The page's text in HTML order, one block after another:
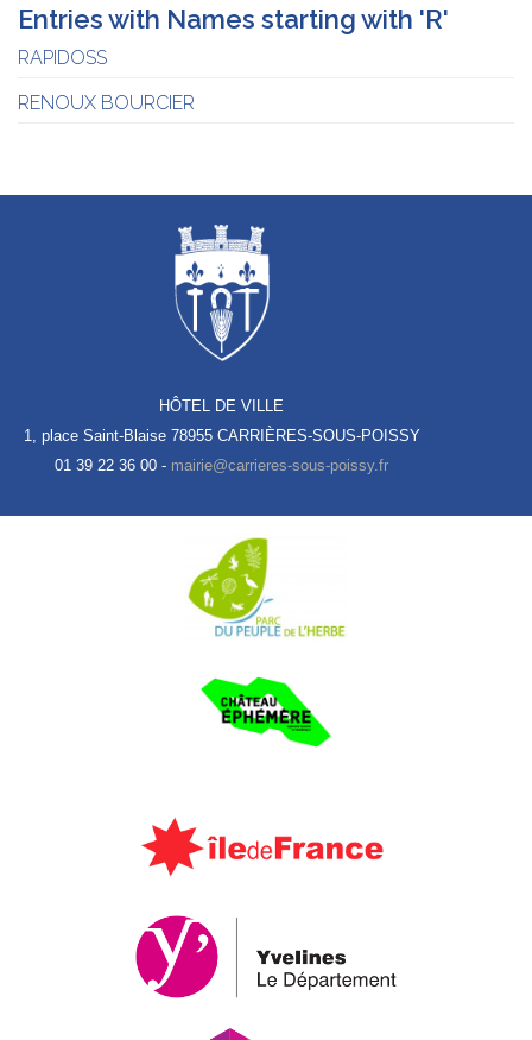
Entries with Names starting with 'R'
RAPIDOSS
RENOUX BOURCIER
HÔTEL DE VILLE
1, place Saint-Blaise 78955 CARRIÈRES-SOUS-POISSY
01 39 22 36 00 -